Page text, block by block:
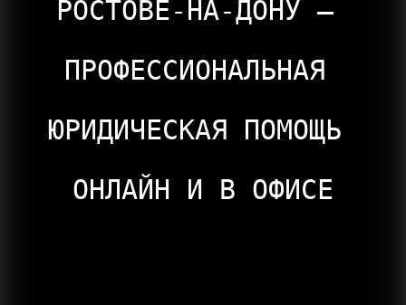
РОСТОВЕ-НА-ДОНУ —
ПРОФЕССИОНАЛЬНАЯ
ЮРИДИЧЕСКАЯ ПОМОЩЬ
ОНЛАЙН И В ОФИСЕ